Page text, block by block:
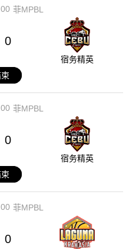
菲MPBL
0
宿务精英
菲MPBL
0
宿务精英
菲MPBL
0